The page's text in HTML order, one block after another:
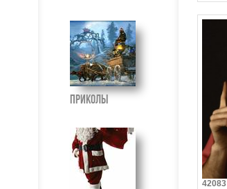
Приколы
42083